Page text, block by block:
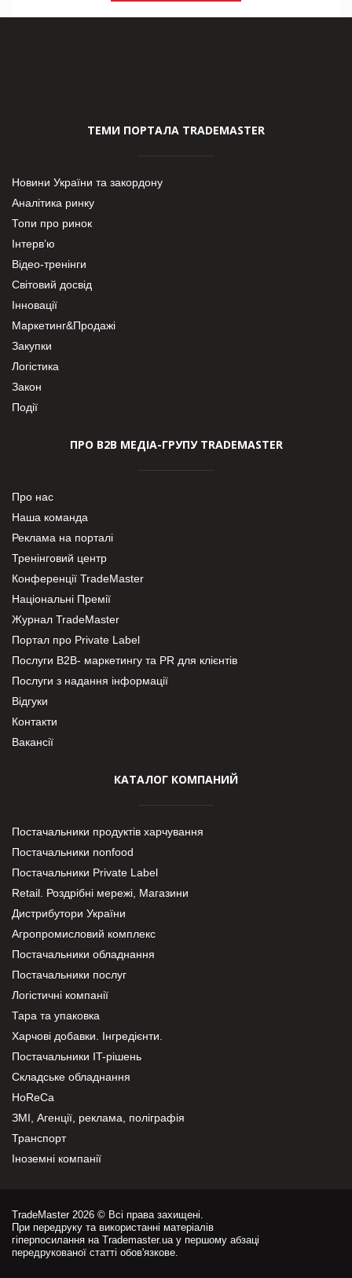
ТЕМИ ПОРТАЛА TRADEMASTER
Новини України та закордону
Аналітика ринку
Топи про ринок
Інтерв’ю
Відео-тренінги
Світовий досвід
Інновації
Маркетинг&Продажі
Закупки
Логістика
Закон
Події
ПРО В2В МЕДІА-ГРУПУ TRADEMASTER
Про нас
Наша команда
Реклама на порталі
Тренінговий центр
Конференції TradeMaster
Національні Премії
Журнал TradeMaster
Портал про Private Label
Послуги В2В- маркетингу та PR для клієнтів
Послуги з надання інформації
Відгуки
Контакти
Вакансії
КАТАЛОГ КОМПАНИЙ
Постачальники продуктів харчування
Постачальники nonfood
Постачальники Private Label
Retail. Роздрібні мережі, Магазини
Дистрибутори України
Агропромисловий комплекс
Постачальники обладнання
Постачальники послуг
Логістичні компанії
Тара та упаковка
Харчові добавки. Інгредієнти.
Постачальники IT-рішень
Складське обладнання
HoReCa
ЗМІ, Агенції, реклама, поліграфія
Транспорт
Іноземні компанії
TradeMaster 2026 © Всі права захищені.
При передруку та використанні матеріалів
гіперпосилання на Trademaster.ua у першому абзаці
передрукованої статті обов'язкове.